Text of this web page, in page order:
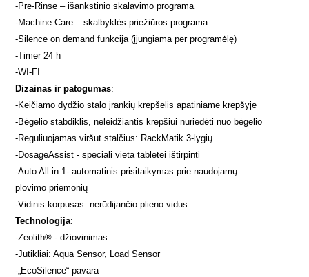
-Pre-Rinse – išankstinio skalavimo programa
-Machine Care – skalbyklės priežiūros programa
-Silence on demand funkcija (įjungiama per programėlę)
-Timer 24 h
-WI-FI
Dizainas ir patogumas:
-Keičiamo dydžio stalo įrankių krepšelis apatiniame krepšyje
-Bėgelio stabdiklis, neleidžiantis krepšiui nuriedėti nuo bėgelio
-Reguliuojamas viršut.stalčius: RackMatik 3-lygių
-DosageAssist - speciali vieta tabletei ištirpinti
-Auto All in 1- automatinis prisitaikymas prie naudojamų
plovimo priemonių
-Vidinis korpusas: nerūdijančio plieno vidus
Technologija:
-Zeolith® - džiovinimas
-Jutikliai: Aqua Sensor, Load Sensor
-„EcoSilence“ pavara